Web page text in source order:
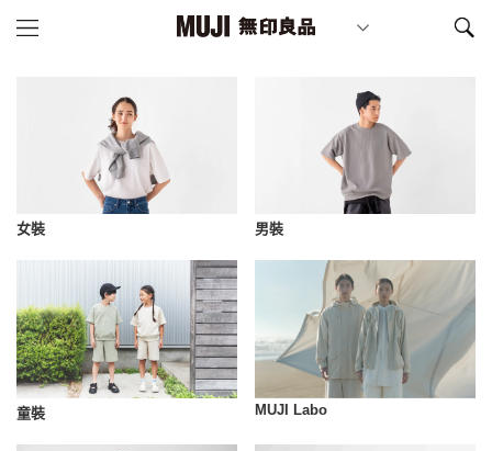
女裝 男裝
童裝 MUJI Labo